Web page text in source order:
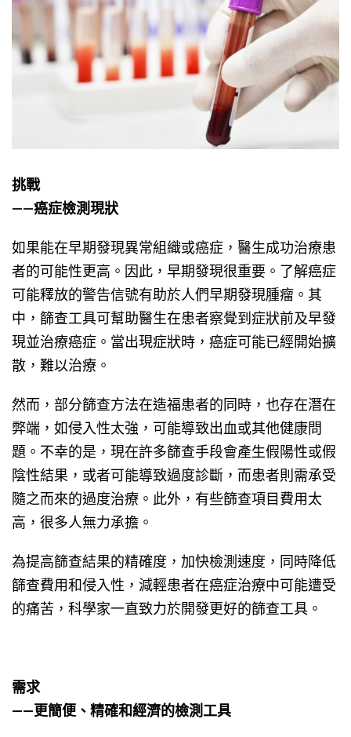
挑戰
——癌症檢測現狀
如果能在早期發現異常組織或癌症，醫生成功治療患
者的可能性更高。因此，早期發現很重要。了解癌症
可能釋放的警告信號有助於人們早期發現腫瘤。其
中，篩查工具可幫助醫生在患者察覺到症狀前及早發
現並治療癌症。當出現症狀時，癌症可能已經開始擴
散，難以治療。
然而，部分篩查方法在造福患者的同時，也存在潛在
弊端，如侵入性太強，可能導致出血或其他健康問
題。不幸的是，現在許多篩查手段會產生假陽性或假
陰性結果，或者可能導致過度診斷，而患者則需承受
隨之而來的過度治療。此外，有些篩查項目費用太
高，很多人無力承擔。
為提高篩查結果的精確度，加快檢測速度，同時降低
篩查費用和侵入性，減輕患者在癌症治療中可能遭受
的痛苦，科學家一直致力於開發更好的篩查工具。
需求
——更簡便、精確和經濟的檢測工具